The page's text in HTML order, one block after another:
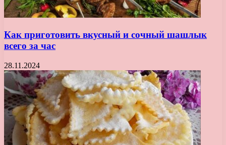
Как приготовить вкусный и сочный шашлык
всего за час
28.11.2024